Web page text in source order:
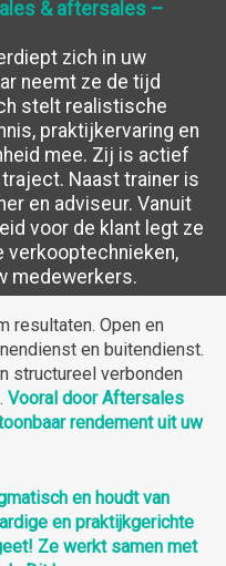
& aftersales –
zich in uw
neemt ze de tijd
stelt realistische
praktijkervaring en
mee. Zij is actief
Naast trainer is
en adviseur. Vanuit
voor de klant legt ze
verkooptechnieken,
medewerkers.
resultaten. Open en
en buitendienst.
structureel verbonden
Vooral door Aftersales
rendement uit uw
en houdt van
en praktijkgerichte
Ze werkt samen met